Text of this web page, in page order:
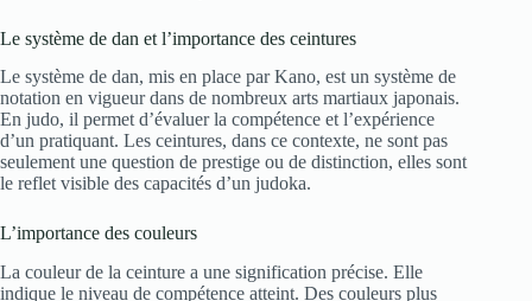
Le système de dan et l’importance des ceintures
Le système de dan, mis en place par Kano, est un système de
notation en vigueur dans de nombreux arts martiaux japonais.
En judo, il permet d’évaluer la compétence et l’expérience
d’un pratiquant. Les ceintures, dans ce contexte, ne sont pas
seulement une question de prestige ou de distinction, elles sont
le reflet visible des capacités d’un judoka.
L’importance des couleurs
La couleur de la ceinture a une signification précise. Elle
indique le niveau de compétence atteint. Des couleurs plus